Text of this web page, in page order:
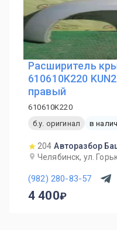
Расширитель
610610K220
правый
610610K220
б.у. оригинал
в
204 Авторазбор
Челябинск, ул.
(982) 280-83-57
4 400